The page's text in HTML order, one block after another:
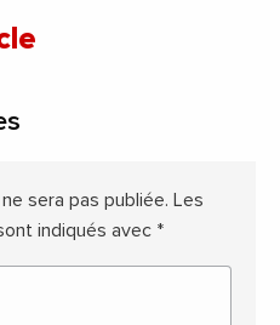
sera pas publiée. Les
indiqués avec *